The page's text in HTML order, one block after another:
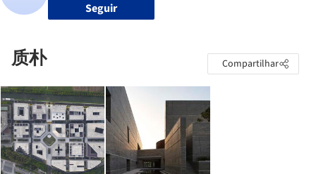
Seguir
质朴 Compartilhar